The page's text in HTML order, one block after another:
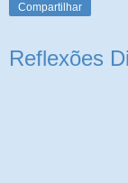
Compartilhar
Reflexões